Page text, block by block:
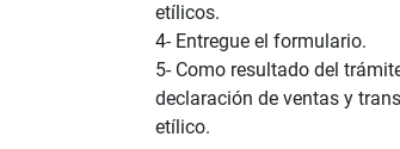
etílicos.
4- Entregue el formulario.
5- Como resultado del
declaración de ventas y
etílico.